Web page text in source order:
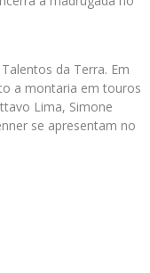
da Terra. Em
a montaria em touros
Lima, Simone
se apresentam no